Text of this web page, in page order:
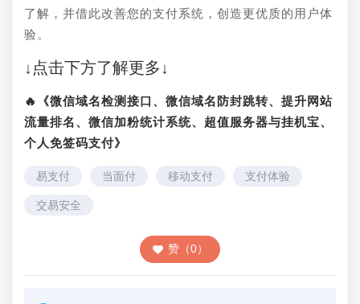
了解，并借此改善您的支付系统，创造更优质的用户体
验。
↓点击下方了解更多↓
🔥《微信域名检测接口、微信域名防封跳转、提升网站
流量排名、微信加粉统计系统、超值服务器与挂机宝、
个人免签码支付》
易支付 当面付 移动支付 支付体验
交易安全
赞（0）